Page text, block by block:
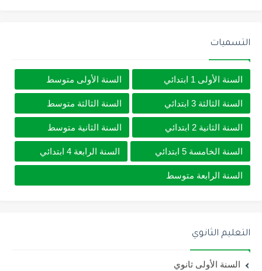
التسميات
السنة الأولى 1 ابتدائي السنة الأولى متوسط
السنة الثالثة 3 ابتدائي السنة الثالثة متوسط
السنة الثانية 2 ابتدائي السنة الثانية متوسط
السنة الخامسة 5 ابتدائي السنة الرابعة 4 ابتدائي
السنة الرابعة متوسط
التعليم الثانوي
السنة الأولى ثانوي